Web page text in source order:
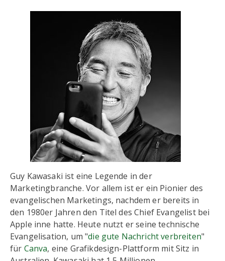
Guy Kawasaki ist eine Legende in der
Marketingbranche. Vor allem ist er ein Pionier des
evangelischen Marketings, nachdem er bereits in
den 1980er Jahren den Titel des Chief Evangelist bei
Apple inne hatte. Heute nutzt er seine technische
Evangelisation, um "die gute Nachricht verbreiten"
für Canva, eine Grafikdesign-Plattform mit Sitz in